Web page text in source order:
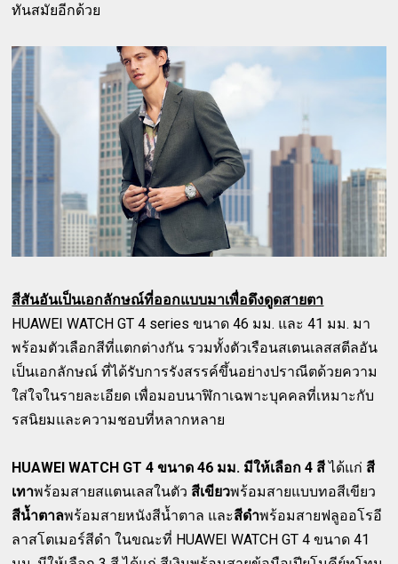
ทันสมัยอีกด้วย
สีสันอันเป็นเอกลักษณ์ที่ออกแบบมาเพื่อดึงดูดสายตา
HUAWEI WATCH GT 4 series ขนาด 46 มม. และ 41 มม. มา
พร้อมตัวเลือกสีที่แตกต่างกัน รวมทั้งตัวเรือนสเตนเลสสตีลอัน
เป็นเอกลักษณ์ ที่ได้รับการรังสรรค์ขึ้นอย่างปราณีตด้วยความ
ใส่ใจในรายละเอียด เพื่อมอบนาฬิกาเฉพาะบุคคลที่เหมาะกับ
รสนิยมและความชอบที่หลากหลาย
HUAWEI WATCH GT 4 ขนาด 46 มม. มีให้เลือก 4 สีได้แก่ สี
เทาพร้อมสายสแตนเลสในตัว สีเขียวพร้อมสายแบบทอสีเขียว
สีน้ำตาลพร้อมสายหนังสีน้ำตาล และสีดำพร้อมสายฟลูออโรอี
ลาสโตเมอร์สีดำ ในขณะที่ HUAWEI WATCH GT 4 ขนาด 41